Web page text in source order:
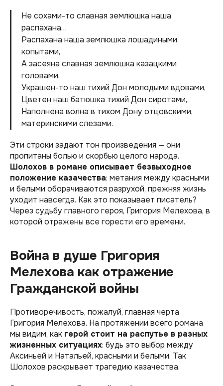
Не сохами-то славная землюшка наша
распахана…
Распахана наша землюшка лошадиными
копытами,
А засеяна славная землюшка казацкими
головами,
Украшен-то наш тихий Дон молодыми вдовами,
Цветен наш батюшка тихий Дон сиротами,
Наполнена волна в тихом Дону отцовскими,
материнскими слезами.
Эти строки задают тон произведения — они
пропитаны болью и скорбью целого народа.
Шолохов в романе описывает безвыходное
положение казачества: метания между красными
и белыми оборачиваются разрухой, прежняя жизнь
уходит навсегда. Как это показывает писатель?
Через судьбу главного героя, Григория Мелехова, в
которой отражены все горести его времени.
Война в душе Григория
Мелехова как отражение
Гражданской войны
Противоречивость, пожалуй, главная черта
Григория Мелехова. На протяжении всего романа
мы видим, как герой стоит на распутье в разных
жизненных ситуациях: будь это выбор между
Аксиньей и Натальей, красными и белыми. Так
Шолохов раскрывает трагедию казачества.